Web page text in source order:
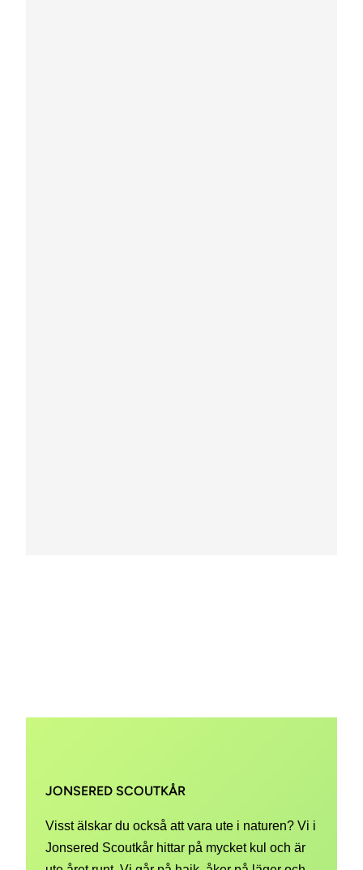
JONSERED SCOUTKÅR
Visst älskar du också att vara ute i naturen? Vi i
Jonsered Scoutkår hittar på mycket kul och är